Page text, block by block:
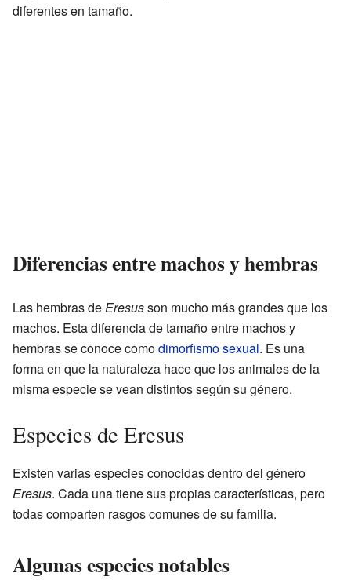
diferentes en tamaño.
Diferencias entre machos y hembras
Las hembras deEresusson mucho más grandes que los
machos. Esta diferencia de tamaño entre machos y
hembras se conoce comodimorfismo sexual. Es una
forma en que la naturaleza hace que los animales de la
misma especie se vean distintos según su género.
Especies de Eresus
Existen varias especies conocidas dentro del género
Eresus. Cada una tiene sus propias características, pero
todas comparten rasgos comunes de su familia.
Algunas especies notables